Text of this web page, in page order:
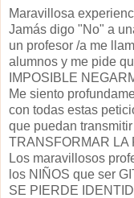
Maravillosa
Jamás digo "No" a
un profesor /a me
alumnos y me pide
IMPOSIBLE
Me siento
con todas estas
que puedan
TRANSFORMAR LA
Los maravillosos
los NIÑOS que ser
SE PIERDE